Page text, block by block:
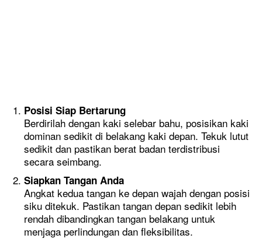
Posisi Siap Bertarung
Berdirilah dengan kaki selebar bahu, posisikan kaki
dominan sedikit di belakang kaki depan. Tekuk lutut
sedikit dan pastikan berat badan terdistribusi
secara seimbang.
Siapkan Tangan Anda
Angkat kedua tangan ke depan wajah dengan posisi
siku ditekuk. Pastikan tangan depan sedikit lebih
rendah dibandingkan tangan belakang untuk
menjaga perlindungan dan fleksibilitas.